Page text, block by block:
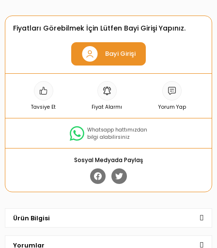
Fiyatları Görebilmek İçin Lütfen Bayi Girişi Yapınız.
Bayi Girişi
Tavsiye Et Fiyat Alarmı Yorum Yap
Whatsapp hattımızdan
bilgi alabilirsiniz
Sosyal Medyada Paylaş
Ürün Bilgisi
Yorumlar